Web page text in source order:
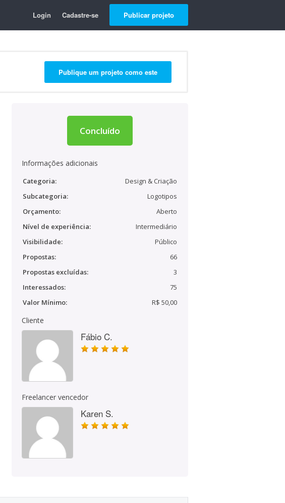
Login Cadastre-se Publicar projeto
Publique um projeto como este
Concluído
Informações adicionais
Categoria:
Design & Criação
Subcategoria:
Logotipos
Orçamento:
Aberto
Nível de experiência:
Intermediário
Visibilidade:
Público
Propostas:
66
Propostas excluídas:
3
Interessados:
75
Valor Mínimo:
R$ 50,00
Cliente
Fábio C.
Freelancer vencedor
Karen S.